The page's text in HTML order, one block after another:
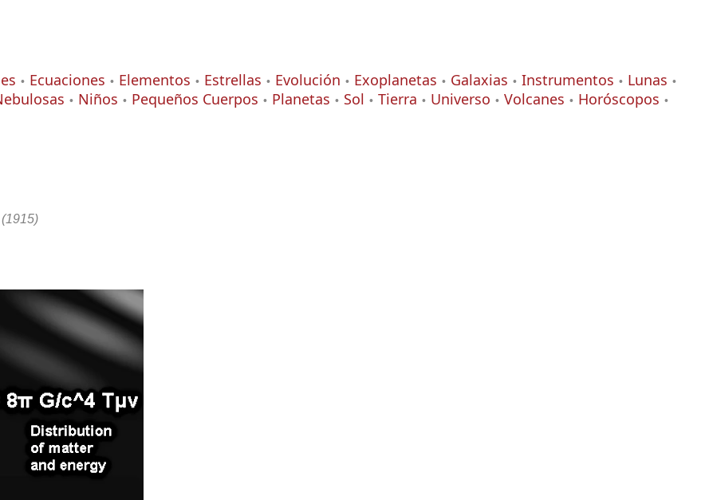
Ecuaciones Elementos Estrellas Evolución Exoplanetas Galaxias Instrumentos
Lunas
Niños Pequeños Cuerpos Planetas Sol Tierra Universo Volcanes
Horóscopos